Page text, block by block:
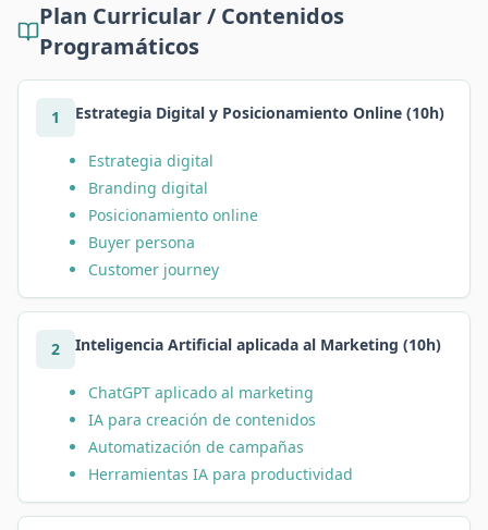
Plan Curricular / Contenidos
Programáticos
1 Estrategia Digital y Posicionamiento Online (10h)
Estrategia digital
Branding digital
Posicionamiento online
Buyer persona
Customer journey
2 Inteligencia Artificial aplicada al Marketing (10h)
ChatGPT aplicado al marketing
IA para creación de contenidos
Automatización de campañas
Herramientas IA para productividad